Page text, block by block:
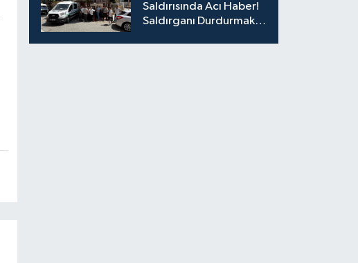
Saldırısında Acı Haber!
Saldırganı Durdurmak